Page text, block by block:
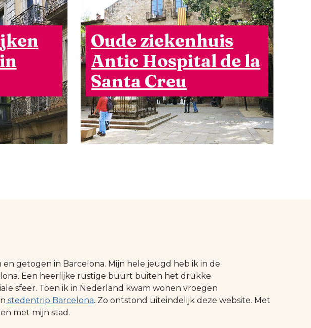
Oude ziekenhuis
Antic Hospital de la
Santa Creu
getogen in Barcelona. Mijn hele jeugd heb ik in de
Een heerlijke rustige buurt buiten het drukke
sfeer. Toen ik in Nederland kwam wonen vroegen
stedentrip Barcelona. Zo ontstond uiteindelijk deze website. Met
met mijn stad.